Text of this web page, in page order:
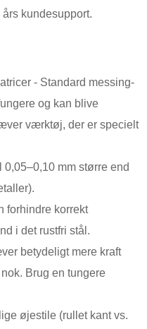
kundesupport.
- Standard messing-
og kan blive
værktøj, der er specielt
mm større end
forhindre korrekt
i det rustfri stål.
betydeligt mere kraft
Brug en tungere
øjestile (rullet kant vs.